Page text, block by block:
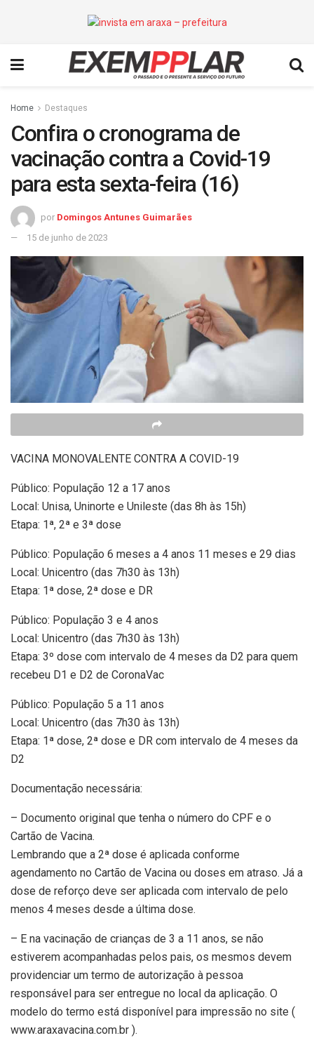
Home Destaques
Confira o cronograma de
vacinação contra a Covid-19
para esta sexta-feira (16)
por Domingos Antunes Guimarães
15 de junho de 2023
VACINA MONOVALENTE CONTRA A COVID-19
Público: População 12 a 17 anos
Local: Unisa, Uninorte e Unileste (das 8h às 15h)
Etapa: 1ª, 2ª e 3ª dose
Público: População 6 meses a 4 anos 11 meses e 29 dias
Local: Unicentro (das 7h30 às 13h)
Etapa: 1ª dose, 2ª dose e DR
Público: População 3 e 4 anos
Local: Unicentro (das 7h30 às 13h)
Etapa: 3º dose com intervalo de 4 meses da D2 para quem
recebeu D1 e D2 de CoronaVac
Público: População 5 a 11 anos
Local: Unicentro (das 7h30 às 13h)
Etapa: 1ª dose, 2ª dose e DR com intervalo de 4 meses da
D2
Documentação necessária:
– Documento original que tenha o número do CPF e o
Cartão de Vacina.
Lembrando que a 2ª dose é aplicada conforme
agendamento no Cartão de Vacina ou doses em atraso. Já a
dose de reforço deve ser aplicada com intervalo de pelo
menos 4 meses desde a última dose.
– E na vacinação de crianças de 3 a 11 anos, se não
estiverem acompanhadas pelos pais, os mesmos devem
providenciar um termo de autorização à pessoa
responsável para ser entregue no local da aplicação. O
modelo do termo está disponível para impressão no site (
www.araxavacina.com.br ).